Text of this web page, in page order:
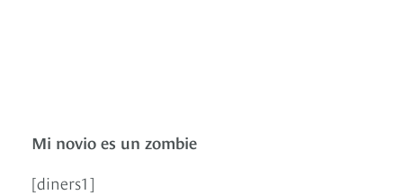
Mi novio es un zombie
[diners1]